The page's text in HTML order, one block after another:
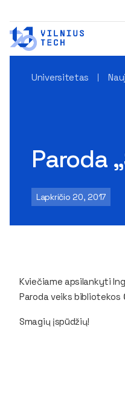
Universitetas
Paroda
Lapkričio 20, 2017
Kviečiame apsilankyti
Paroda veiks bibliotekos
Smagių įspūdžių!